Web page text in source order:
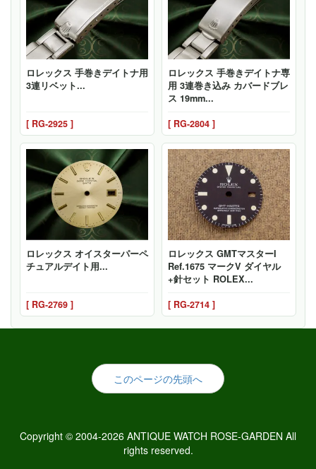
ロレックス 手巻きデイトナ用
3連リベット...
[ RG-2925 ]
ロレックス 手巻きデイトナ専
用 3連巻き込み カバードブレ
ス 19mm...
[ RG-2804 ]
ロレックス オイスターパーペ
チュアルデイト用...
[ RG-2769 ]
ロレックス GMTマスターI
Ref.1675 マークV ダイヤル
+針セット ROLEX...
[ RG-2714 ]
このページの先頭へ
Copyright © 2004-2026 ANTIQUE WATCH ROSE-GARDEN All
rights reserved.